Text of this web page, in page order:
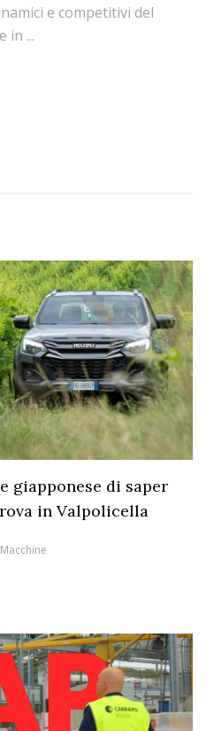
e competitivi del
in ...
giapponese di saper
in Valpolicella
Macchine